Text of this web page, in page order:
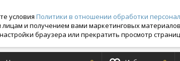
условия Политики в отношении обработки
и получением вами маркетинговых
браузера или прекратить просмотр